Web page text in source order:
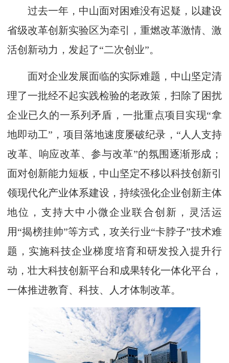
过去一年，中山面对困难没有迟疑，以建设
省级改革创新实验区为牵引，重燃改革激情、激
活创新动力，发起了“二次创业”。
面对企业发展面临的实际难题，中山坚定清
理了一批经不起实践检验的老政策，扫除了困扰
企业已久的一系列矛盾，一批重点项目实现“拿
地即动工”，项目落地速度屡破纪录，“人人支持
改革、响应改革、参与改革”的氛围逐渐形成；
面对创新能力短板，中山坚定不移以科技创新引
领现代化产业体系建设，持续强化企业创新主体
地位，支持大中小微企业联合创新，灵活运
用“揭榜挂帅”等方式，攻关行业“卡脖子”技术难
题，实施科技企业梯度培育和研发投入提升行
动，壮大科技创新平台和成果转化一体化平台，
一体推进教育、科技、人才体制改革。